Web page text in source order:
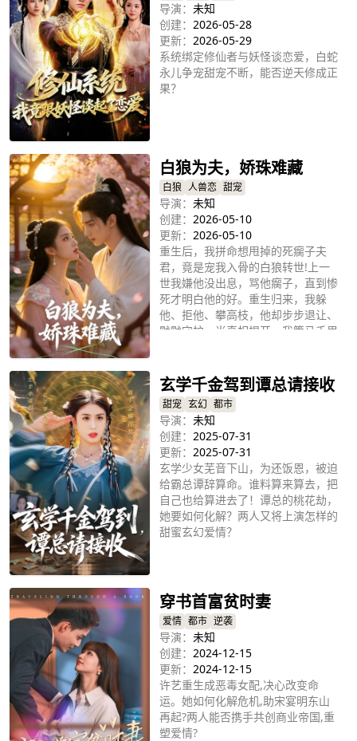
导演： 未知
创建： 2026-05-28
更新： 2026-05-29
系统绑定修仙者与妖怪谈恋爱，白蛇
永儿争宠甜宠不断，能否逆天修成正
果？
白狼为夫，娇珠难藏
白狼 人兽恋 甜宠
导演： 未知
创建： 2026-05-10
更新： 2026-05-10
重生后，我拼命想甩掉的死瘸子夫
君，竟是宠我入骨的白狼转世!上一
世我嫌他没出息，骂他瘸子，直到惨
死才明白他的好。重生归来，我躲
他、拒他、攀高枝，他却步步退让、
默默守护。当真相揭开，我策马千里
玄学千金驾到谭总请接收
甜宠 玄幻 都市
导演： 未知
创建： 2025-07-31
更新： 2025-07-31
玄学少女芜音下山，为还饭恩，被迫
给霸总谭辞算命。谁料算来算去，把
自己也给算进去了！谭总的桃花劫，
她要如何化解？两人又将上演怎样的
甜蜜玄幻爱情？
穿书首富贫时妻
爱情 都市 逆袭
导演： 未知
创建： 2024-12-15
更新： 2024-12-15
许艺重生成恶毒女配,决心改变命
运。她如何化解危机,助宋宴明东山
再起?两人能否携手共创商业帝国,重
塑爱情?